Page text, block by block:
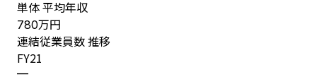
単体 平均年収
780万円
連結従業員数 推移
FY21
—